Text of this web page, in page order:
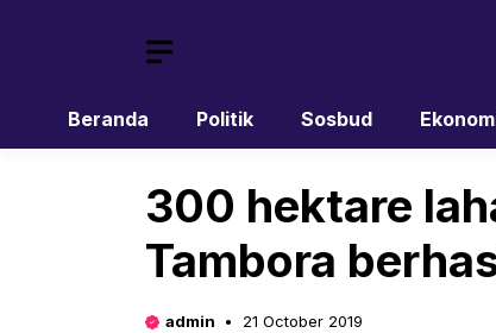
Beranda Politik Sosbud
300 hektare
Tambora
admin 21 October 2019